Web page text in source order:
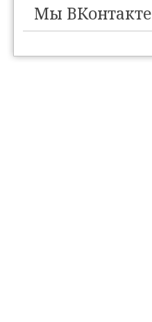
Мы ВКонтакте